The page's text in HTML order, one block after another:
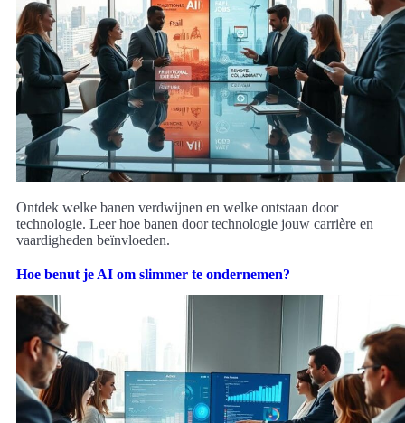
Ontdek welke banen verdwijnen en welke ontstaan door
technologie. Leer hoe banen door technologie jouw carrière en
vaardigheden beïnvloeden.
Hoe benut je AI om slimmer te ondernemen?